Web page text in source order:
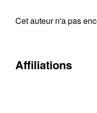
Cet auteur n'a pas
Affiliations
Récupération de